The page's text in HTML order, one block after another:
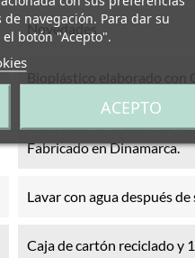
Novedades
Bioplástico elaborado con
reciclable y renovable
el CO2 del aire. Libre de
Fabricado en Dinamarca.
Lavar con agua después
Caja de cartón reciclado y
navegación. Para dar su
botón "Acepto".
ACEPTO